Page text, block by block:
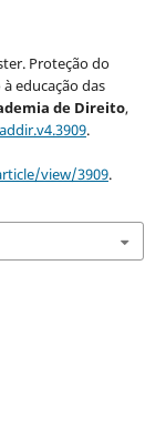
Proteção do
educação das
de Direito,
.
view/3909.